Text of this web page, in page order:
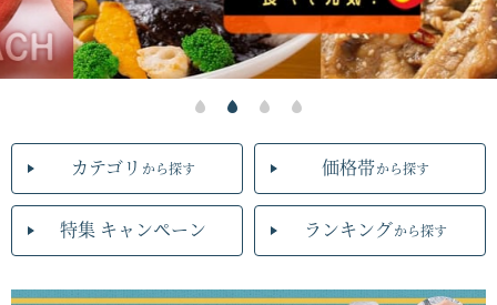
カテゴリ から探す 価格帯から探す
特集 キャンペーン ランキングから探す